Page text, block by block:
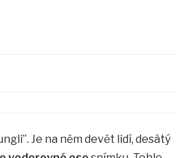
Je na něm devět lidí, desátý